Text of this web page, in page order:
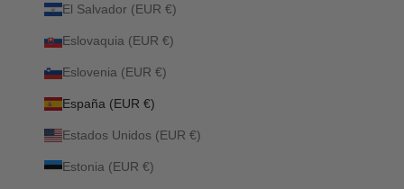
El Salvador (EUR €)
Eslovaquia (EUR €)
Eslovenia (EUR €)
España (EUR €)
Estados Unidos (EUR €)
Estonia (EUR €)